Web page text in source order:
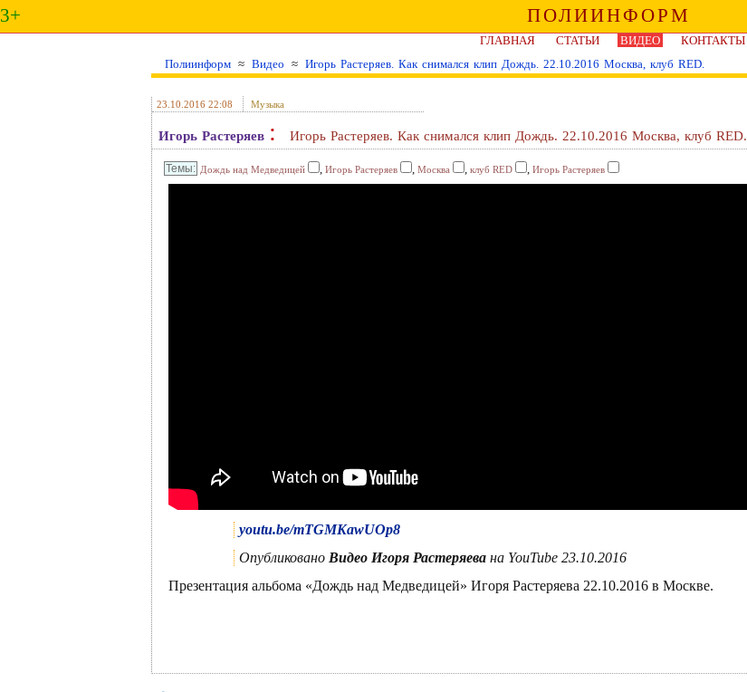
3+ ПОЛИИНФОРМ
ГЛАВНАЯ СТАТЬИ ВИДЕО
КОНТАКТЫ
Полиинформ ≈ Видео ≈ Игорь Растеряев. Как снимался клип Дождь. 22.10.2016 Москва, клуб RED.
23.10.2016 22:08 Музыка
Игорь Растеряев : Игорь Растеряев. Как снимался клип Дождь. 22.10.2016 Москва, клуб RED.
Дождь над Медведицей , Игорь Растеряев , Москва , клуб RED , Игорь Растеряев
youtu.be/mTGMKawUOp8
Опубликовано Видео Игоря Растеряева на YouTube 23.10.2016
Презентация альбома «Дождь над Медведицей» Игоря Растеряева 22.10.2016 в Москве.